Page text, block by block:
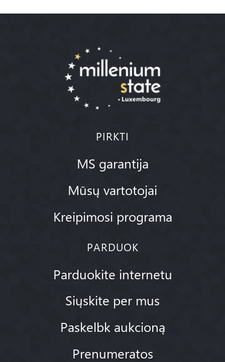
PIRKTI
MS garantija
Mūsų vartotojai
Kreipimosi programa
PARDUOK
Parduokite internetu
Siųskite per mus
Paskelbk aukcioną
Prenumeratos